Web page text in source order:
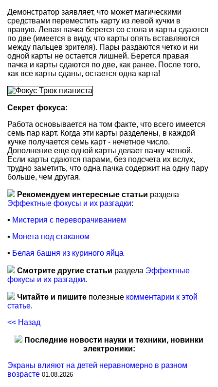
Демонстратор заявляет, что может магическими
средствами переместить карту из левой кучки в
правую. Левая пачка берется со стола и карты сдаются
по две (имеется в виду, что карты опять вставляются
между пальцев зрителя). Пары раздаются четко и ни
одной карты не остается лишней. Берется правая
пачка и карты сдаются по две, как ранее. После того,
как все карты сданы, остается одна карта!
Секрет фокуса:
Работа основывается на том факте, что всего имеется
семь пар карт. Когда эти карты разделены, в каждой
кучке получается семь карт - нечетное число.
Дополнение еще одной карты делает пачку четной.
Если карты сдаются парами, без подсчета их вслух,
трудно заметить, что одна пачка содержит на одну пару
больше, чем другая.
Рекомендуем интересные статьи раздела
Эффектные фокусы и их разгадки:
▪ Мистерия с переворачиванием
▪ Монета под стаканом
▪ Белая башня из куриного яйца
Смотрите другие статьи раздела Эффектные
фокусы и их разгадки.
Читайте и пишите полезные комментарии к этой
статье.
<< Назад
Последние новости науки и техники, новинки
электроники:
Экраны влияют на детей неравномерно в разном
возрасте 01.08.2026